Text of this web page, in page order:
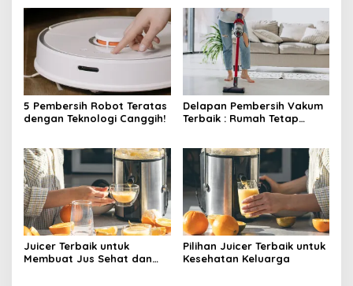
5 Pembersih Robot Teratas
dengan Teknologi Canggih!
Delapan Pembersih Vakum
Terbaik : Rumah Tetap
Juicer Terbaik untuk
Membuat Jus Sehat dan
Pilihan Juicer Terbaik untuk
Kesehatan Keluarga